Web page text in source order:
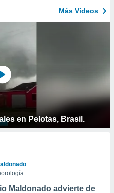
Más Vídeos
en Pelotas, Brasil.
Maldonado advierte de